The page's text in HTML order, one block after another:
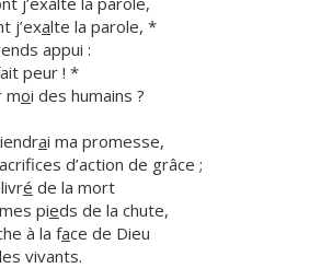
j’exalte la parole, *
appui :
peur ! *
moi des humains ?
ai ma promesse,
ces d’action de grâce ;
é de la mort
pieds de la chute,
à la face de Dieu
vivants.